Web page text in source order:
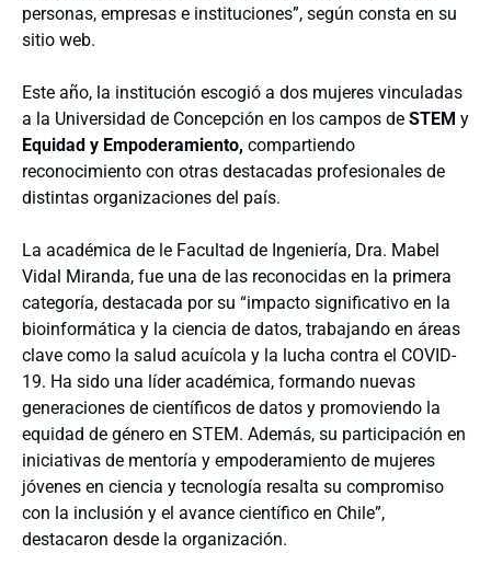
personas, empresas e instituciones”, según consta en su
sitio web.
Este año, la institución escogió a dos mujeres vinculadas
a la Universidad de Concepción en los campos de STEM y
Equidad y Empoderamiento, compartiendo
reconocimiento con otras destacadas profesionales de
distintas organizaciones del país.
La académica de le Facultad de Ingeniería, Dra. Mabel
Vidal Miranda, fue una de las reconocidas en la primera
categoría, destacada por su “impacto significativo en la
bioinformática y la ciencia de datos, trabajando en áreas
clave como la salud acuícola y la lucha contra el COVID-
19. Ha sido una líder académica, formando nuevas
generaciones de científicos de datos y promoviendo la
equidad de género en STEM. Además, su participación en
iniciativas de mentoría y empoderamiento de mujeres
jóvenes en ciencia y tecnología resalta su compromiso
con la inclusión y el avance científico en Chile”,
destacaron desde la organización.